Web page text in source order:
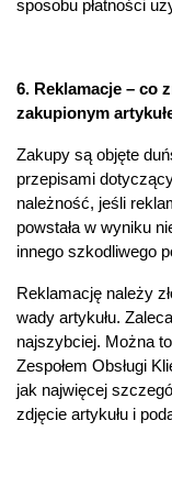
sposobu płatności
6. Reklamacje – co
zakupionym
Zakupy są objęte
przepisami
należność, jeśli
powstała w wyniku
innego szkodliwego
Reklamację należy
wady artykułu.
najszybciej. Można
Zespołem Obsługi
jak najwięcej
zdjęcie artykułu i